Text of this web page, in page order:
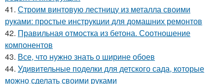
41. Строим винтовую лестницу из металла своими
руками: простые инструкции для домашних ремонтов
42. Правильная отмостка из бетона. Соотношение
компонентов
43. Все, что нужно знать о ширине обоев
44. Удивительные поделки для детского сада, которые
можно сделать своими руками